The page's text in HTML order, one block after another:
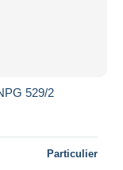
529/2
Particulier